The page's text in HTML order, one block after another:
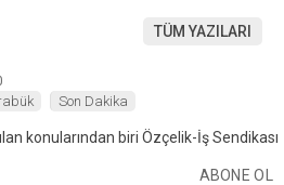
TÜM YAZILARI
Son Dakika
ABONE OL